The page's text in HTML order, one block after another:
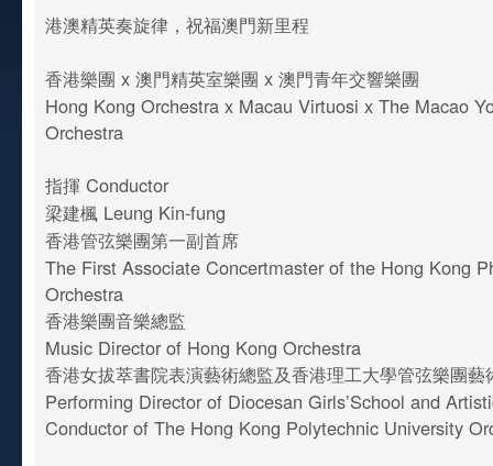
港澳精英奏旋律，祝福澳門新里程
香港樂團 x 澳門精英室樂團 x 澳門青年交響樂團
Hong Kong Orchestra x Macau Virtuosi x The Macao
Orchestra
指揮 Conductor
梁建楓 Leung Kin-fung
香港管弦樂團第一副首席
The First Associate Concertmaster of the Hong Kong
Orchestra
香港樂團音樂總監
Music Director of Hong Kong Orchestra
香港女拔萃書院表演藝術總監及香港理工大學管弦樂團
Performing Director of Diocesan Girls’School and
Conductor of The Hong Kong Polytechnic University